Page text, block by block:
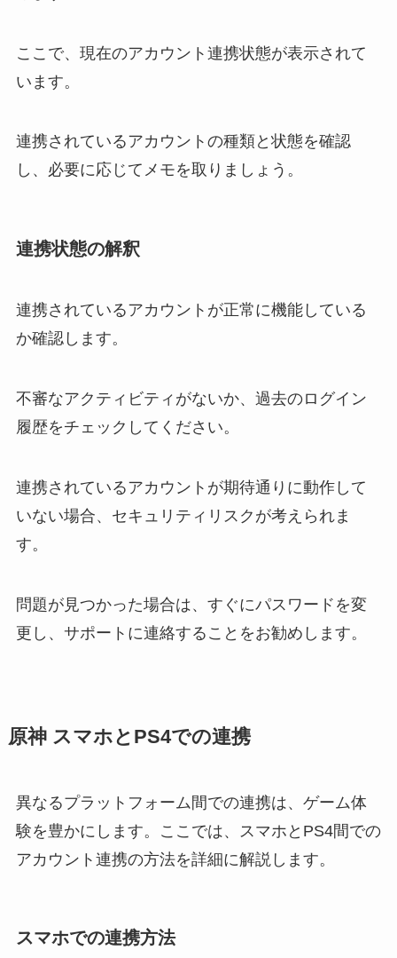
ここで、現在のアカウント連携状態が表示されて
います。
連携されているアカウントの種類と状態を確認
し、必要に応じてメモを取りましょう。
連携状態の解釈
連携されているアカウントが正常に機能している
か確認します。
不審なアクティビティがないか、過去のログイン
履歴をチェックしてください。
連携されているアカウントが期待通りに動作して
いない場合、セキュリティリスクが考えられま
す。
問題が見つかった場合は、すぐにパスワードを変
更し、サポートに連絡することをお勧めします。
原神 スマホとPS4での連携
異なるプラットフォーム間での連携は、ゲーム体
験を豊かにします。ここでは、スマホとPS4間での
アカウント連携の方法を詳細に解説します。
スマホでの連携方法